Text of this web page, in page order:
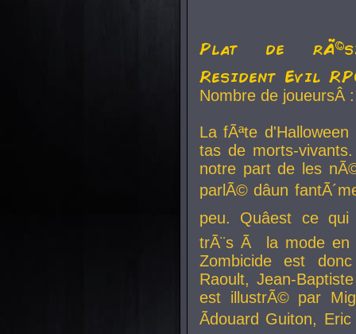
Plat de
Resident Evil
Nombre de
La fÃªte
tas de morts-
notre part de les
parlÃ© dâun
peu. Quâest ce
trÃ¨s Ã la mode en
Zombicide est
Raoult, Jean-
est illustrÃ© par
Ãdouard Guiton,